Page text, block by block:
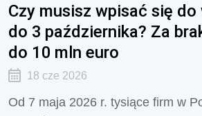
Czy musisz wpisać się do
do 3 października? Za
do 10 mln euro
18 cze 2026
Od 7 maja 2026 r. tysiące firm w